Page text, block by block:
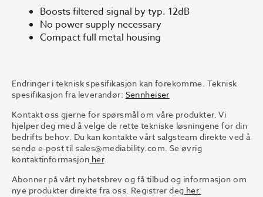
Boosts filtered signal by typ. 12dB
No power supply necessary
Compact full metal housing
Endringer i teknisk spesifikasjon kan forekomme. Teknisk
spesifikasjon fra leverandør: Sennheiser
Kontakt oss gjerne for spørsmål om våre produkter. Vi
hjelper deg med å velge de rette tekniske løsningene for din
bedrifts behov. Du kan kontakte vårt salgsteam direkte ved å
sende e-post tilsales@mediability.com. Se øvrig
kontaktinformasjon her.
Abonner på vårt nyhetsbrev og få tilbud og informasjon om
nye produkter direkte fra oss. Registrer deg her.